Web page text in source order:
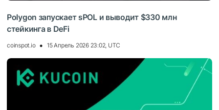
Polygon запускает sPOL и выводит $330 млн
стейкинга в DeFi
coinspot.io 15 Апрель 2026 23:02, UTC